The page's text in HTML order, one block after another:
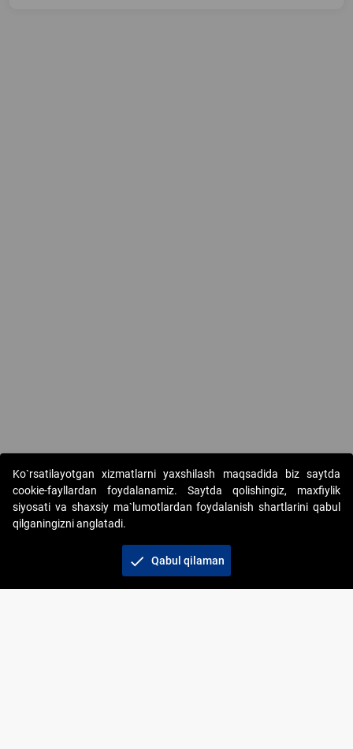
Copyright © 2017-2026. "Elektron onlayn-auksionlarni
tashkil etish" AJ. Barcha huquqlar himoyalangan
Ko`rsatilayotgan xizmatlarni yaxshilash maqsadida biz saytda
cookie-fayllardan foydalanamiz. Saytda qolishingiz, maxfiylik
siyosati va shaxsiy ma`lumotlardan foydalanish shartlarini qabul
qilganingizni anglatadi.
check Qabul qilaman